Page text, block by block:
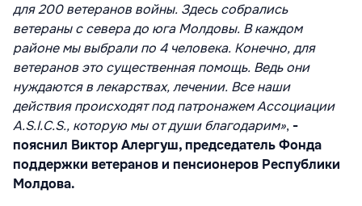
для 200 ветеранов войны. Здесь собрались
ветераны с севера до юга Молдовы. В каждом
районе мы выбрали по 4 человека. Конечно, для
ветеранов это существенная помощь. Ведь они
нуждаются в лекарствах, лечении. Все наши
действия происходят под патронажем Ассоциации
A.S.I.C.S., которую мы от души благодарим», -
пояснил Виктор Алергуш, председатель Фонда
поддержки ветеранов и пенсионеров Республики
Молдова.